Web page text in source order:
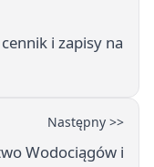
i zapisy na
Następny >>
Wodociągów i